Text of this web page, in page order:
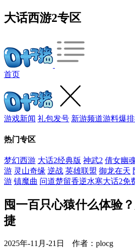
大话西游2专区
首页
游戏新闻 礼包发号 新游频道游料爆
热门专区
梦幻西游 大话2经典版 神武2 倩女幽
游 灵山奇缘 逆战 英雄联盟 御龙在天
游 镇魔曲 问道楚留香逆水寒大话2免
囤一百只心猿什么体验
捷
2025年-11月-21日 作者：plocg